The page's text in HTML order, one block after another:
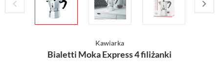
Kawiarka
Bialetti Moka Express 4 filiżanki